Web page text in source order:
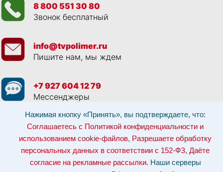
Нажимая кнопку «Принять», вы подтверждаете, что:
Соглашаетесь с Политикой конфиденциальности и
использованием cookie-файлов, Разрешаете обработку
персональных данных в соответствии с 152-ФЗ, Даёте
согласие на рекламные рассылки. Наши серверы
8 800 551 30 80
Звонок бесплатный
info@tvpolimer.ru
Пишите нам, мы ждем
+7 927 604 12 79
Мессенджеры
Просматривая данный веб сайт, и обращаясь к нам, вы:
Политикой конфиденциальности и использованием cookie-файлов,
Разрешаете обработку персональных данных в соответствии с 152-ФЗ,
Отозвать согласие на обработку персональных данных: по эл-почте:
info@tvpolimer.ru| по телефону8 800 551 30 80